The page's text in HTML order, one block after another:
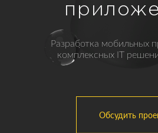
Разработка мобильных
комплексных IT
Обсудить